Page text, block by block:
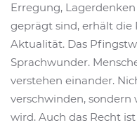
Erregung,
geprägt sind, erhält
Aktualität. Das
Sprachwunder.
verstehen einander.
verschwinden,
wird. Auch das Recht